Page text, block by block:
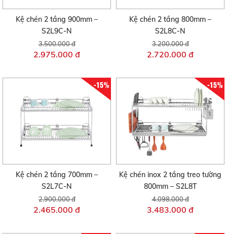
Kệ chén 2 tầng 900mm –
S2L9C-N
3.500.000 đ
2.975.000 đ
Kệ chén 2 tầng 800mm –
S2L8C-N
3.200.000 đ
2.720.000 đ
-15%
Kệ chén 2 tầng 700mm –
S2L7C-N
2.900.000 đ
2.465.000 đ
-15%
Kệ chén inox 2 tầng treo tường
800mm – S2L8T
4.098.000 đ
3.483.000 đ